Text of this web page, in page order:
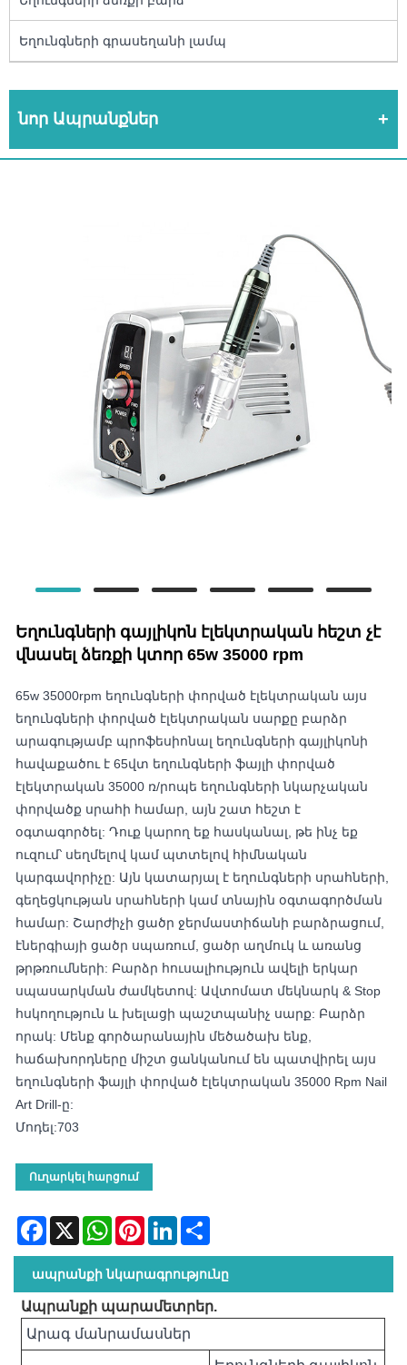
Եղունգների գրասեղանի լամպ
նոր Ապրանքներ
Եղունգների գայլիկոն էլեկտրական հեշտ չէ
վնասել ձեռքի կտոր 65w 35000 rpm
65w 35000rpm եղունգների փորված էլեկտրական այս
եղունգների փորված էլեկտրական սարքը բարձր
արագությամբ պրոֆեսիոնալ եղունգների գայլիկոնի
հավաքածու է 65վտ եղունգների ֆայլի փորված
էլեկտրական 35000 ռ/րոպե եղունգների նկարչական
փորվածք սրահի համար, այն շատ հեշտ է
օգտագործել: Դուք կարող եք հասկանալ, թե ինչ եք
ուզում՝ սեղմելով կամ պտտելով հիմնական
կարգավորիչը: Այն կատարյալ է եղունգների սրահների,
գեղեցկության սրահների կամ տնային օգտագործման
համար: Շարժիչի ցածր ջերմաստիճանի բարձրացում,
էներգիայի ցածր սպառում, ցածր աղմուկ և առանց
թրթռումների: Բարձր հուսալիություն ավելի երկար
սպասարկման ժամկետով: Ավտոմատ մեկնարկ & Stop
հսկողություն և խելացի պաշտպանիչ սարք: Բարձր
որակ: Մենք գործարանային մեծածախ ենք,
հաճախորդները միշտ ցանկանում են պատվիրել այս
եղունգների ֆայլի փորված էլեկտրական 35000 Rpm Nail
Art Drill-ը:
Մոդել:703
Ուղարկել հարցում
Facebook
X WhatsAppPinterestLinkedIn
ապրանքի նկարագրությունը
Ապրանքի պարամետրեր.
Արագ մանրամասներ